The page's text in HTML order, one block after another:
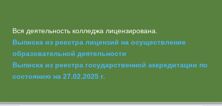
Вся деятельность колледжа лицензирована.
Выписка из реестра лицензий на осуществление
образовательной деятельности
Выписка из реестра государственной аккредитации по
состоянию на 27.02.2025 г.